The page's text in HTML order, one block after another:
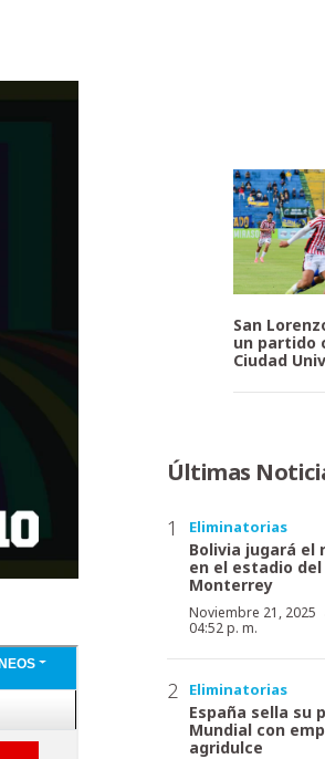
San
un partido
Ciudad
Últimas
Eliminatorias
Bolivia jugará el
en el estadio del
Monterrey
Noviembre 21, 2025
04:52 p. m.
Eliminatorias
España sella su
Mundial con
agridulce